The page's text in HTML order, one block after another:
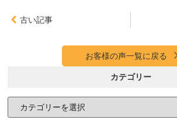
古い記事
お客様の声一覧に戻る
カテゴリー